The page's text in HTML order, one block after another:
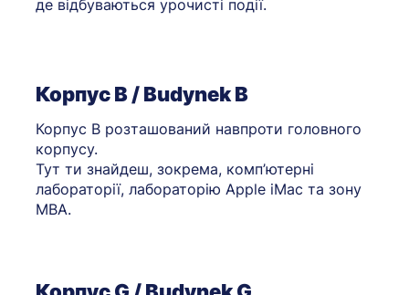
де відбуваються урочисті події.
Корпус B / Budynek B
Корпус B розташований навпроти головного
корпусу.
Тут ти знайдеш, зокрема, комп’ютерні
лабораторії, лабораторію Apple iMac та зону
MBA.